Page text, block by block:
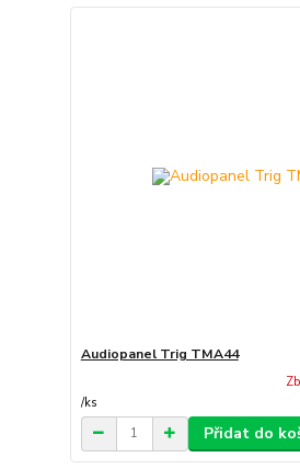
Audiopanel Trig TMA44
/ks
Přidat do